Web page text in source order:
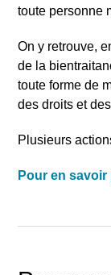
toute personne
On y retrouve,
de la
toute forme de
des droits et
Plusieurs
Pour en